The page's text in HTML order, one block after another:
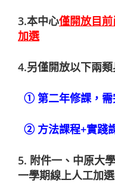
3.本中心僅開放目
加選
4.另僅開放以下兩
① 第二年修課，需
② 方法課程+實踐
5. 附件一、中原大
一學期線上人工加